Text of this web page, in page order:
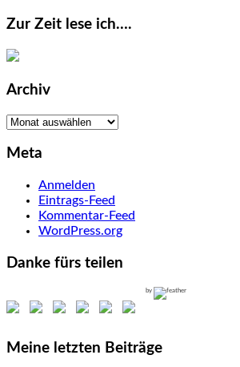
Zur Zeit lese ich….
Archiv
Archiv
Meta
Anmelden
Eintrags-Feed
Kommentar-Feed
WordPress.org
Danke fürs teilen
by
Meine letzten Beiträge